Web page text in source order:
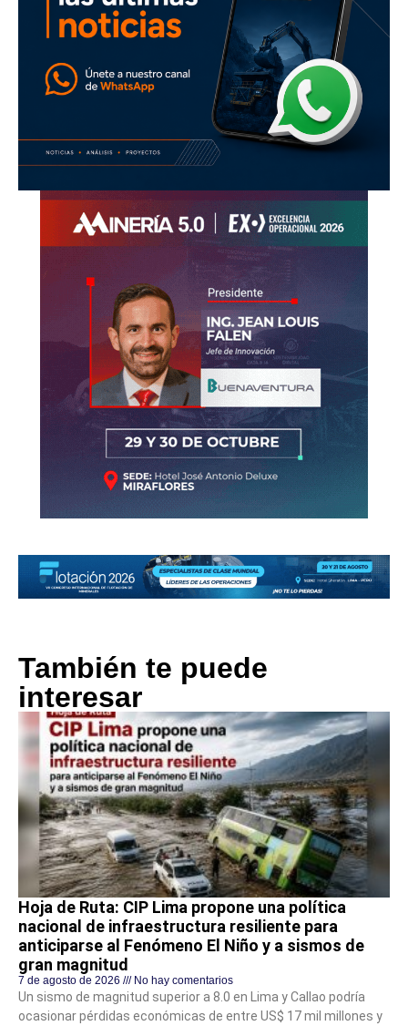
También te puede
interesar
Hoja de Ruta: CIP Lima propone una política
nacional de infraestructura resiliente para
anticiparse al Fenómeno El Niño y a sismos de
gran magnitud
7 de agosto de 2026 No hay comentarios
Un sismo de magnitud superior a 8.0 en Lima y Callao podría
ocasionar pérdidas económicas de entre US$ 17 mil millones y